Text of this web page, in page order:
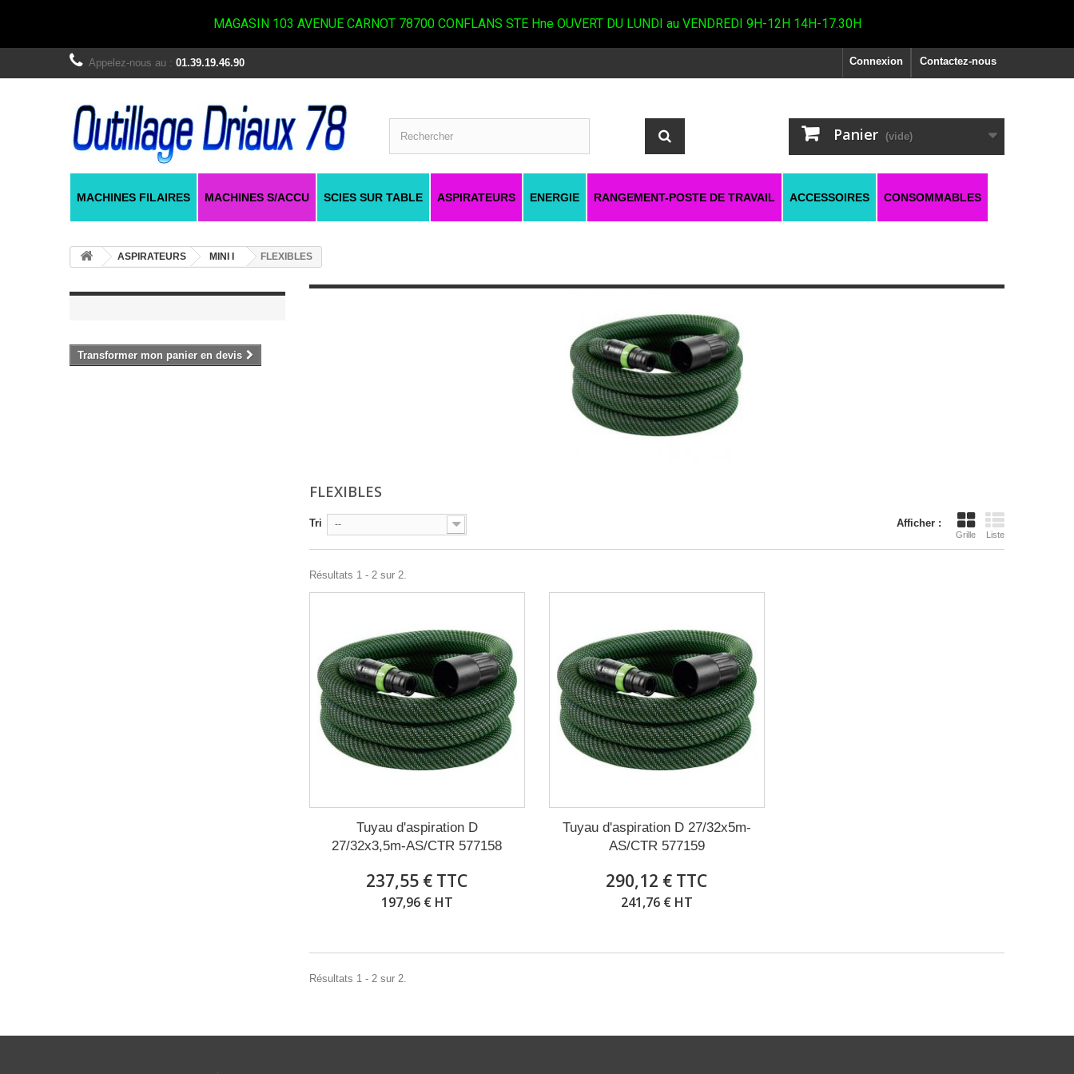
MAGASIN 103 AVENUE CARNOT 78700 CONFLANS STE Hne OUVERT DU LUNDI au VENDREDI 9H-12H 14H-17.30H
Contactez-nous
Appelez-nous au : 01.39.19.46.90 Connexion
Panier (vide)
MACHINES FILAIRES MACHINES S/ACCU SCIES SUR TABLE ASPIRATEURS ENERGIE RANGEMENT-POSTE DE TRAVAIL ACCESSOIRES CONSOMMABLES
ASPIRATEURS MINI I FLEXIBLES
Transformer mon panier en devis
FLEXIBLES
Afficher :
Grille Liste
Tri --
Résultats 1 - 2 sur 2.
Tuyau d'aspiration D
27/32x3,5m-AS/CTR 577158
237,55 € TTC
197,96 € HT
Tuyau d'aspiration D 27/32x5m-
AS/CTR 577159
290,12 € TTC
241,76 € HT
Résultats 1 - 2 sur 2.